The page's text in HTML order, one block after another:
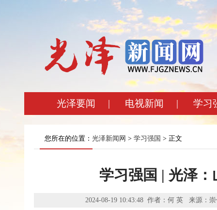
光泽要闻 | 电视新闻 | 学习
您所在的位置： 光泽新闻网 > 学习强国 > 正文
学习强国 | 光泽
2024-08-19 10:43:48 作者：何 英 来源：